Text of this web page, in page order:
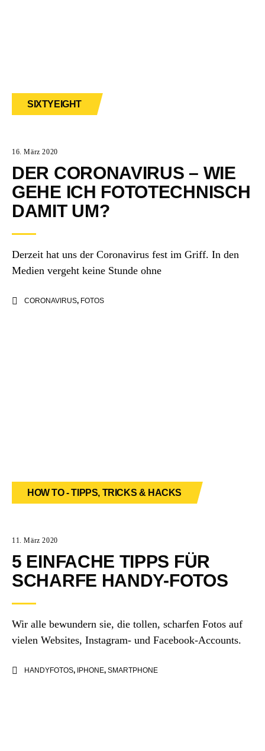
SIXTYEIGHT
16. März 2020
DER CORONAVIRUS – WIE
GEHE ICH FOTOTECHNISCH
DAMIT UM?
Derzeit hat uns der Coronavirus fest im Griff. In den
Medien vergeht keine Stunde ohne
CORONAVIRUS, FOTOS
HOW TO - TIPPS, TRICKS & HACKS
11. März 2020
5 EINFACHE TIPPS FÜR
SCHARFE HANDY-FOTOS
Wir alle bewundern sie, die tollen, scharfen Fotos auf
vielen Websites, Instagram- und Facebook-Accounts.
HANDYFOTOS, IPHONE, SMARTPHONE